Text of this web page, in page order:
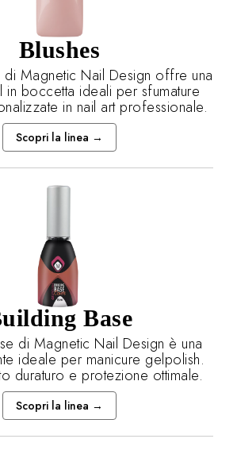
Blushes
di Magnetic Nail Design offre una
in boccetta ideali per sfumature
in nail art professionale.
Scopri la linea →
Base
di Magnetic Nail Design è una
ideale per manicure gelpolish.
duraturo e protezione ottimale.
Scopri la linea →